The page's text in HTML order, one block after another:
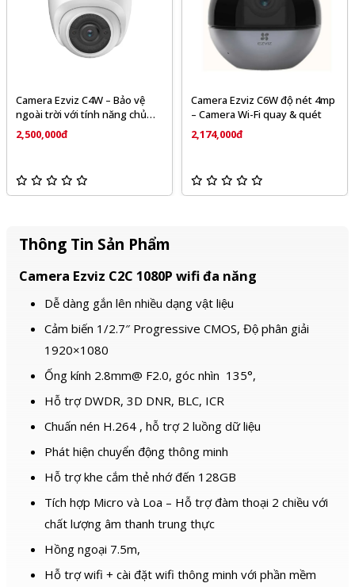
Camera Ezviz C4W – Bảo vệ
ngoài trời với tính năng chủ
động phòng vệ
2,500,000đ
Camera Ezviz C6W độ nét 4mp
– Camera Wi-Fi quay & quét
2,174,000đ
Thông Tin Sản Phẩm
Camera Ezviz C2C 1080P wifi đa năng
Dễ dàng gắn lên nhiều dạng vật liệu
Cảm biến 1/2.7″ Progressive CMOS, Độ phân giải
1920×1080
Ống kính 2.8mm@ F2.0, góc nhìn 135°,
Hỗ trợ DWDR, 3D DNR, BLC, ICR
Chuấn nén H.264 , hỗ trợ 2 luồng dữ liệu
Phát hiện chuyển động thông minh
Hỗ trợ khe cắm thẻ nhớ đến 128GB
Tích hợp Micro và Loa – Hỗ trợ đàm thoại 2 chiều với
chất lượng âm thanh trung thực
Hồng ngoại 7.5m,
Hỗ trợ wifi + cài đặt wifi thông minh với phần mềm